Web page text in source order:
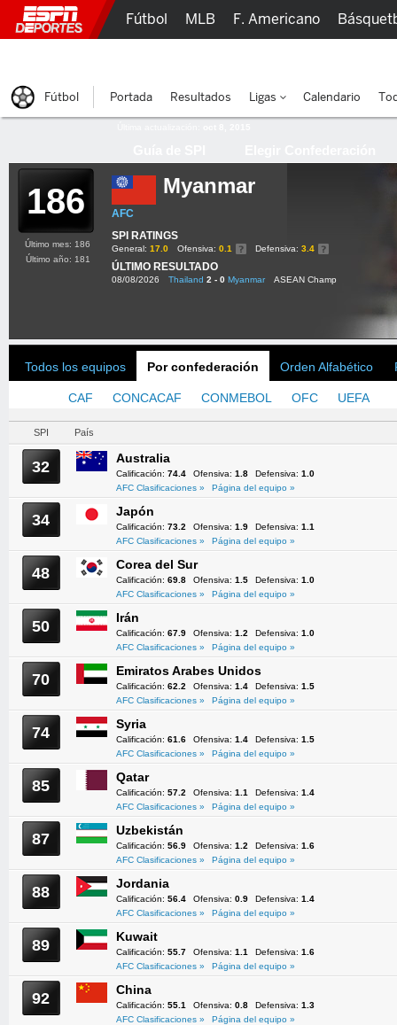
186 Myanmar
AFC
SPI RATINGS
General: 17.0 Ofensiva: 0.1 Defensiva: 3.4
ÚLTIMO RESULTADO
08/08/2026 Thailand 2 - 0 Myanmar ASEAN Champ
Último mes: 186
Último año: 181
Todos los equipos Por confederación Orden Alfabético
CAF CONCACAF CONMEBOL OFC UEFA
SPI País
32 Australia
Calificación: 74.4 Ofensiva: 1.8 Defensiva: 1.0
AFC Clasificaciones »
Página del equipo »
34 Japón
Calificación: 73.2 Ofensiva: 1.9 Defensiva: 1.1
AFC Clasificaciones »
Página del equipo »
48 Corea del Sur
Calificación: 69.8 Ofensiva: 1.5 Defensiva: 1.0
AFC Clasificaciones »
Página del equipo »
50 Irán
Calificación: 67.9 Ofensiva: 1.2 Defensiva: 1.0
AFC Clasificaciones »
Página del equipo »
70 Emiratos Arabes Unidos
Calificación: 62.2 Ofensiva: 1.4 Defensiva: 1.5
AFC Clasificaciones »
Página del equipo »
74 Syria
Calificación: 61.6 Ofensiva: 1.4 Defensiva: 1.5
AFC Clasificaciones »
Página del equipo »
85 Qatar
Calificación: 57.2 Ofensiva: 1.1 Defensiva: 1.4
AFC Clasificaciones »
Página del equipo »
87 Uzbekistán
Calificación: 56.9 Ofensiva: 1.2 Defensiva: 1.6
AFC Clasificaciones »
Página del equipo »
88 Jordania
Calificación: 56.4 Ofensiva: 0.9 Defensiva: 1.4
AFC Clasificaciones »
Página del equipo »
89 Kuwait
Calificación: 55.7 Ofensiva: 1.1 Defensiva: 1.6
AFC Clasificaciones »
Página del equipo »
92 China
Calificación: 55.1 Ofensiva: 0.8 Defensiva: 1.3
AFC Clasificaciones »
Página del equipo »
Fútbol MLB F. Americano
Fútbol Portada Resultados Ligas Calendario